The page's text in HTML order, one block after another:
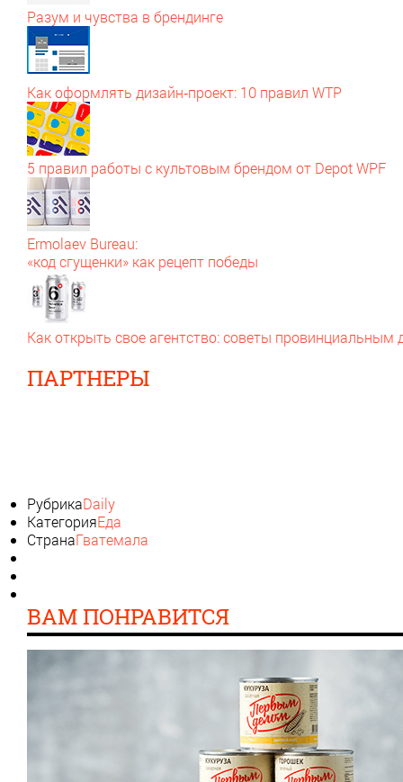
Разум и чувства в брендинге
Как оформлять дизайн‑проект: 10 правил WTP
5 правил работы с культовым брендом от Depot WPF
Ermolaev Bureau:
«код сгущенки» как рецепт победы
Как открыть свое агентство: советы провинциальным
ПАРТНЕРЫ
РубрикаDaily
КатегорияЕда
СтранаГватемала
ВАМ ПОНРАВИТСЯ